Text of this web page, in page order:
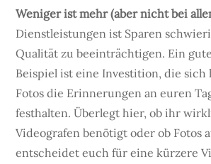
Weniger ist mehr (aber nicht bei
Dienstleistungen ist Sparen
Qualität zu beeinträchtigen. Ein
Beispiel ist eine Investition, die sich
Fotos die Erinnerungen an euren
festhalten. Überlegt hier, ob ihr
Videografen benötigt oder ob Fotos
entscheidet euch für eine kürzere